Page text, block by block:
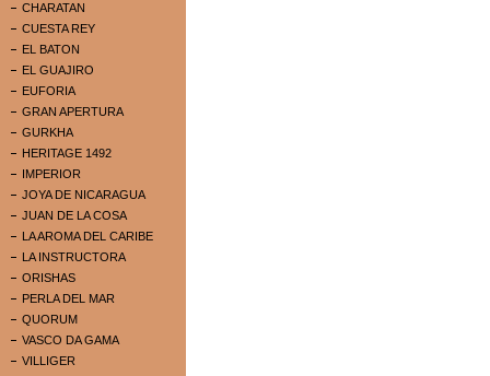
CHARATAN
CUESTA REY
EL BATON
EL GUAJIRO
EUFORIA
GRAN APERTURA
GURKHA
HERITAGE 1492
IMPERIOR
JOYA DE NICARAGUA
JUAN DE LA COSA
LA AROMA DEL CARIBE
LA INSTRUCTORA
ORISHAS
PERLA DEL MAR
QUORUM
VASCO DA GAMA
VILLIGER